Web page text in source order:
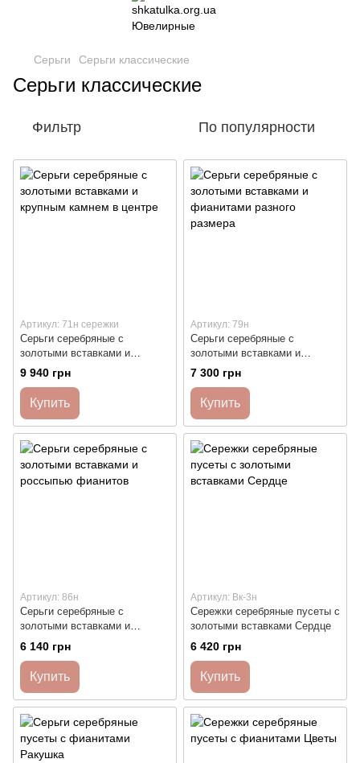
Серьги Серьги классические
Серьги классические
Фильтр По популярности
Артикул: 71н сережки
Серьги серебряные с
золотыми вставками и
крупным камнем в центре
9 940 грн
Купить
Артикул: 79н
Серьги серебряные с
золотыми вставками и
фианитами разного размера
7 300 грн
Купить
Артикул: 86н
Серьги серебряные с
золотыми вставками и
россыпью фианитов
6 140 грн
Купить
Артикул: Вк-3н
Сережки серебряные пусеты с
золотыми вставками Сердце
6 420 грн
Купить